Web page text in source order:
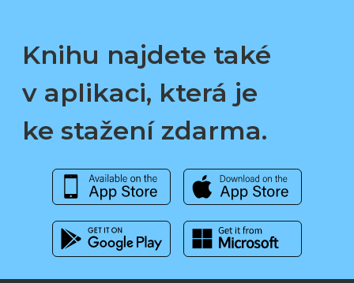
Knihu najdete také
v aplikaci, která je
ke stažení zdarma.